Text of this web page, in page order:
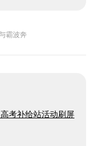
霸波奔